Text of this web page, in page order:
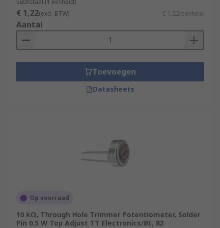
Subtotaal (1 eenheid)
€ 1,22(excl. BTW) € 1,22/eenheid
Aantal
Toevoegen
Datasheets
Op voorraad
10 kΩ, Through Hole Trimmer Potentiometer, Solder
Pin 0.5 W Top Adjust TT Electronics/BI, 82